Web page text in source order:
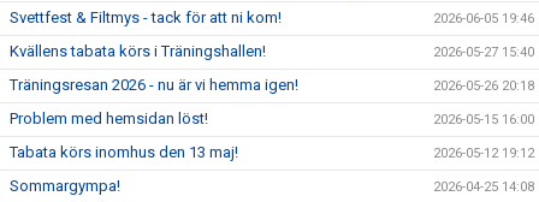
Svettfest & Filtmys - tack för att ni kom! 2026-06-05 19:46
Kvällens tabata körs i Träningshallen! 2026-05-27 15:40
Träningsresan 2026 - nu är vi hemma igen! 2026-05-26 20:18
Problem med hemsidan löst! 2026-05-15 16:00
Tabata körs inomhus den 13 maj! 2026-05-12 19:12
Sommargympa! 2026-04-25 14:08